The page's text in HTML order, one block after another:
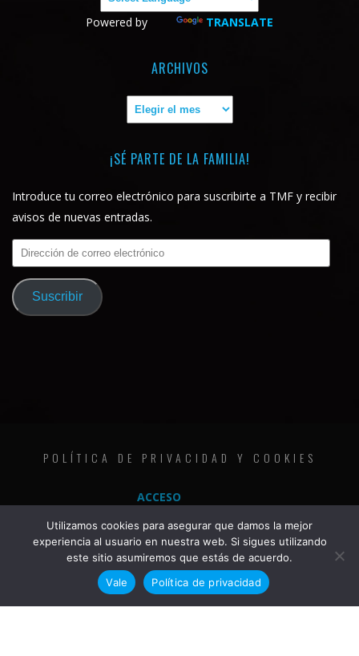
Powered by TRANSLATE
ARCHIVOS
Archivos
¡SÉ PARTE DE LA FAMILIA!
Introduce tu correo electrónico para suscribirte a TMF y recibir
avisos de nuevas entradas.
Dirección
de
correo
electrónico
Suscribir
POLÍTICA DE PRIVACIDAD Y COOKIES
ACCESO
COPYRIGHT © 2020 | THE METAL FAMILY | ALL RIGHTS RESERVED | JKG DESIGN
Utilizamos cookies para asegurar que damos la mejor
experiencia al usuario en nuestra web. Si sigues utilizando
este sitio asumiremos que estás de acuerdo.
Vale
Política de privacidad